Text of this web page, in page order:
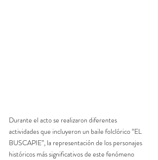
Durante el acto se realizaron diferentes
actividades que incluyeron un baile folclórico “EL
BUSCAPIE”, la representación de los personajes
históricos más significativos de este fenómeno